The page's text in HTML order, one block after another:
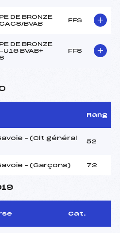
DE BRONZE
BVAB
FFS
DE BRONZE
U16 BVAB+
FFS
Rang
– (Clt général
52
– (Garçons) 72
Cat.